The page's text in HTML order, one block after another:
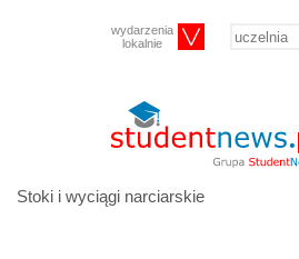
wydarzenia
lokalnie
Stoki i wyciągi narciarskie